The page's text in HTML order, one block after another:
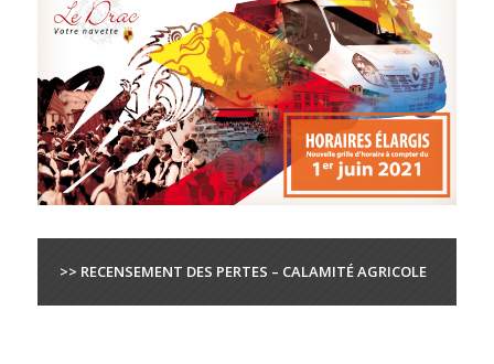
>> RECENSEMENT DES PERTES – CALAMITÉ AGRICOLE